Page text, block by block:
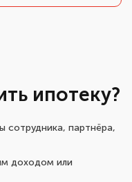
ипотеку?
сотрудника, партнёра,
доходом или